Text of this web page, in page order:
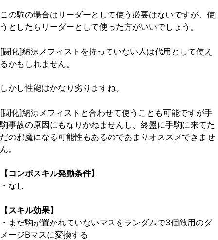
この駒の場合はリーダーとして使う必要はないですが、使
うとしたらリーダーとして使った方がいいでしょう。
[闘化]納涼メフィストを持っていない人は代用として使え
るかもしれません。
しかし性能はかなり劣りますね。
[闘化]納涼メフィストと合わせて使うことも可能ですが手
駒事故の原因にもなりかねませんし、終盤に手駒に来てた
だの邪魔になる可能性もあるのであまりオススメできませ
ん。
【コンボスキル発動条件】
・なし
【スキル効果】
・まだ駒が置かれていないマスをランダムで3個敵用のダ
メージBマスに変換する